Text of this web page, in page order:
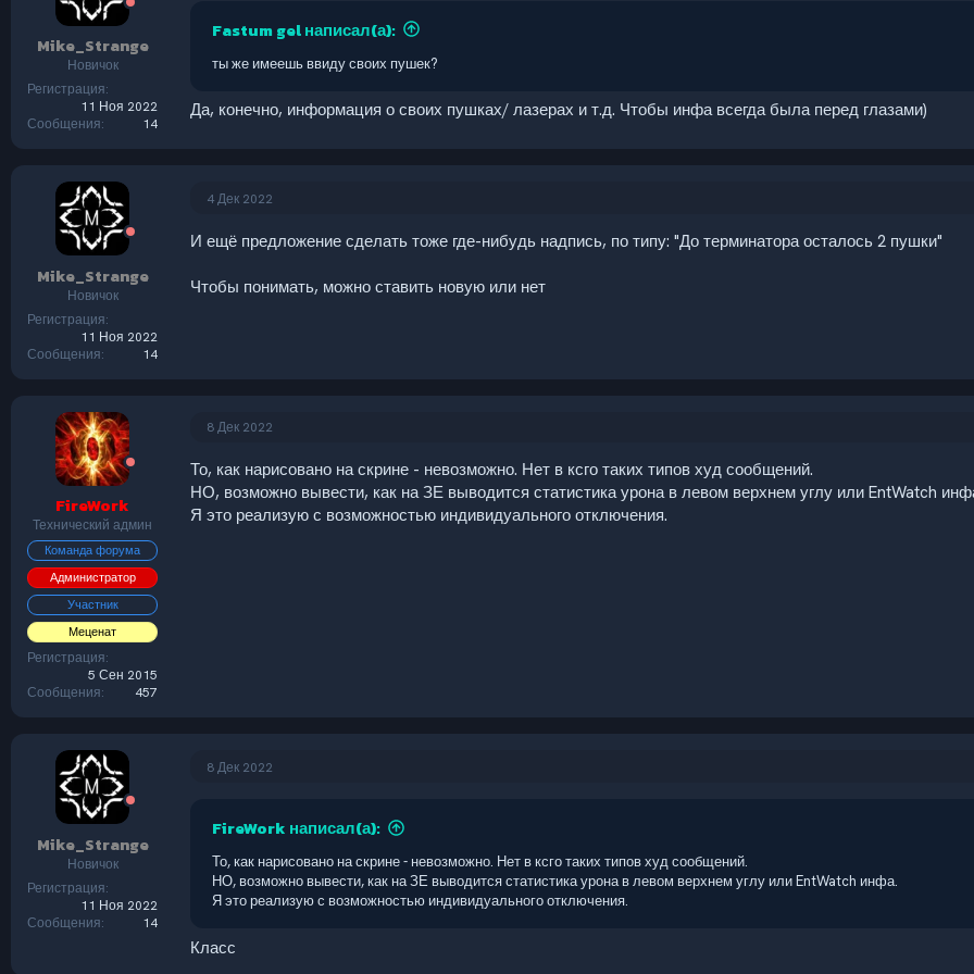
Mike_Strange
Новичок
Регистрация
11 Ноя 2022
Сообщения
14
Fastum gel написал(а):
ты же имеешь ввиду своих пушек?
Да, конечно, информация о своих пушках/ лазерах и т.д. Чтобы инфа всегда была перед глазами)
Mike_Strange
Новичок
Регистрация
11 Ноя 2022
Сообщения
14
4 Дек 2022
И ещё предложение сделать тоже где-нибудь надпись, по типу: "До терминатора осталось 2 пушки"
Чтобы понимать, можно ставить новую или нет
FireWork
Технический админ
Команда форума
Администратор
Участник
Меценат
Регистрация
5 Сен 2015
Сообщения
457
8 Дек 2022
То, как нарисовано на скрине - невозможно. Нет в ксго таких типов худ сообщений.
НО, возможно вывести, как на ЗЕ выводится статистика урона в левом верхнем углу или EntWatch
Я это реализую с возможностью индивидуального отключения.
Mike_Strange
Новичок
Регистрация
11 Ноя 2022
Сообщения
14
8 Дек 2022
FireWork написал(а):
То, как нарисовано на скрине - невозможно. Нет в ксго таких типов худ сообщений.
НО, возможно вывести, как на ЗЕ выводится статистика урона в левом верхнем углу или EntWatch инфа.
Я это реализую с возможностью индивидуального отключения.
Класс